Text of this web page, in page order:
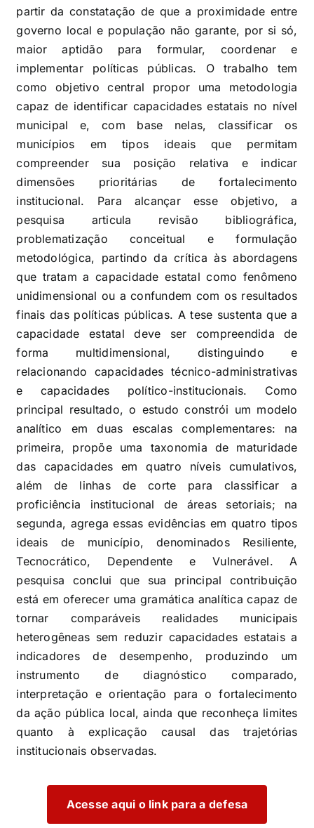
partir da constatação de que a proximidade entre
governo local e população não garante, por si só,
maior aptidão para formular, coordenar e
implementar políticas públicas. O trabalho tem
como objetivo central propor uma metodologia
capaz de identificar capacidades estatais no nível
municipal e, com base nelas, classificar os
municípios em tipos ideais que permitam
compreender sua posição relativa e indicar
dimensões prioritárias de fortalecimento
institucional. Para alcançar esse objetivo, a
pesquisa articula revisão bibliográfica,
problematização conceitual e formulação
metodológica, partindo da crítica às abordagens
que tratam a capacidade estatal como fenômeno
unidimensional ou a confundem com os resultados
finais das políticas públicas. A tese sustenta que a
capacidade estatal deve ser compreendida de
forma multidimensional, distinguindo e
relacionando capacidades técnico-administrativas
e capacidades político-institucionais. Como
principal resultado, o estudo constrói um modelo
analítico em duas escalas complementares: na
primeira, propõe uma taxonomia de maturidade
das capacidades em quatro níveis cumulativos,
além de linhas de corte para classificar a
proficiência institucional de áreas setoriais; na
segunda, agrega essas evidências em quatro tipos
ideais de município, denominados Resiliente,
Tecnocrático, Dependente e Vulnerável. A
pesquisa conclui que sua principal contribuição
está em oferecer uma gramática analítica capaz de
tornar comparáveis realidades municipais
heterogêneas sem reduzir capacidades estatais a
indicadores de desempenho, produzindo um
instrumento de diagnóstico comparado,
interpretação e orientação para o fortalecimento
da ação pública local, ainda que reconheça limites
quanto à explicação causal das trajetórias
institucionais observadas.
Acesse aqui o link para a defesa